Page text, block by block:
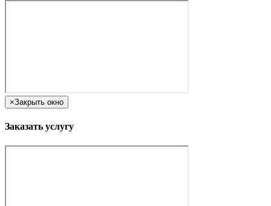
×Закрыть окно
Заказать услугу